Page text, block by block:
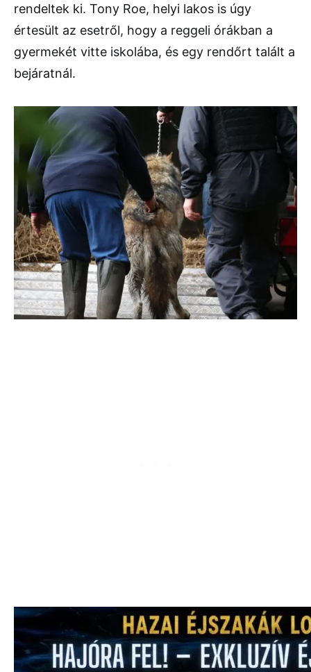
rendeltek ki. Tony Roe, helyi lakos is úgy
értesült az esetről, hogy a reggeli órákban a
gyermekét vitte iskolába, és egy rendőrt talált a
bejáratnál.